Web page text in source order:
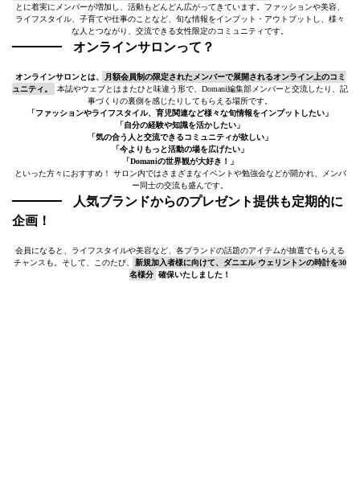
とに着実にメンバーが増加し、活動もどんどん広がってきています。ファッションや美容、
ライフスタイル、子育てや仕事のことなど、旬な情報をインプット・アウトプットし、様々
な人とつながり、交流できる女性限定のコミュニティです。
オンラインサロンって？
オンラインサロンとは、
月額会員制の限定されたメンバーで展開されるオンライン上のコミ
ュニティ。
本誌やウェブとはまたひと味違う形で、Domani編集部メンバーと交流したり、記
事づくりの裏側を感じたりしてもらえる場所です。
「ファッションやライフスタイル、育児関連など様々な旬情報をインプットしたい」
「自分の経験や知識を活かしたい」
「気の合う人と交流できるコミュニティが欲しい」
「今よりもっと活動の場を広げたい」
「Domaniの世界観が大好き！」
といった方々におすすめ！ サロン内ではさまざまなイベントや勉強会などが開かれ、メンバ
ー同士の交流も盛んです。
人気ブランドからのプレゼント提供も定期的に
企画！
会員になると、ライフスタイルや美容など、各ブランドの話題のアイテムが抽選でもらえる
チャンスも。そして、このたび、 新規加入者様に向けて、ダニエル ウェリントンの時計を30
名様分 確保いたしました！